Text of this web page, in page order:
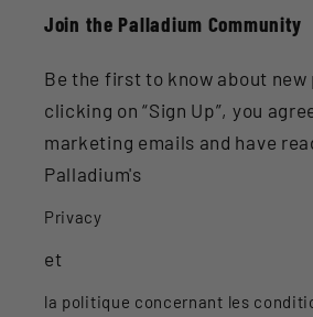
Join the Palladium Community
Be the first to know about
clicking on “Sign Up”, you
marketing emails and have
Palladium's
Privacy
et
la politique concernant les